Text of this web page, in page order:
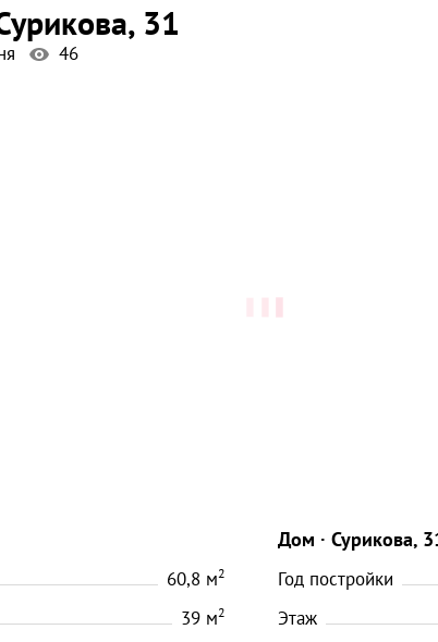
, 31
46
60,8 м2
39 м2
Дом Сурикова,
Год постройки
Этаж